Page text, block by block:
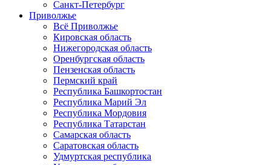
Санкт-Петербург
Приволжье
Всё Приволжье
Кировская область
Нижегородская область
Оренбургская область
Пензенская область
Пермский край
Республика Башкортостан
Республика Марий Эл
Республика Мордовия
Республика Татарстан
Самарская область
Саратовская область
Удмуртская республика